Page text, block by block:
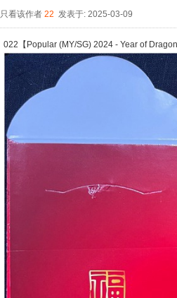
只看该作者 22 发表于: 2025-03-09
022【Popular (MY/SG) 2024 - Year of